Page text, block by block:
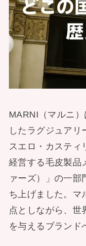
MARNI（マルニ
したラグジュアリ
スエロ・カスティ
経営する毛皮製品
ァーズ）」の一部
ち上げました。マ
点としながら、世
を与えるブランド